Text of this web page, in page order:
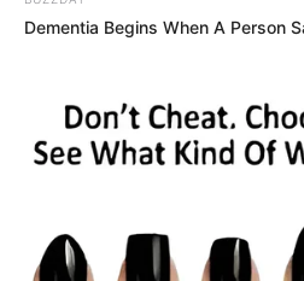
Initiative der
internationalen
Beratungsdienste.
Stipendien
Vahrenwalder Straße 92,
Eintritt für die Besucher ist
bis 16 Uhr für Besucher
Dementia Begins When A Person